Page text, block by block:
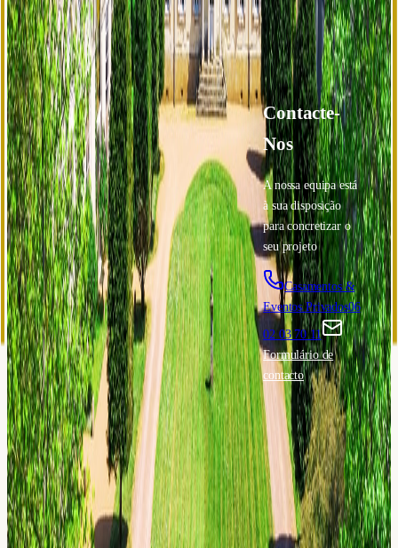
InícioCasamentosGaleria História
Eventos
Corporativos
Contacte-
nos
🇵🇹pt
Contacte-
Nos
A nossa equipa está
à sua disposição
para concretizar o
seu projeto
Casamentos &
Eventos Privados06
02 03 70 11
Formulário de
contacto